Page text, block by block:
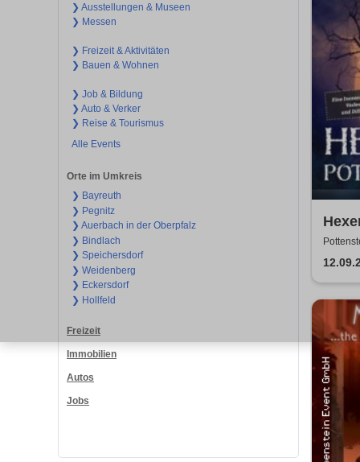
❯ Ausstellungen & Museen
❯ Messen
❯ Freizeit & Aktivitäten
❯ Bauen & Wohnen
❯ Job & Bildung
❯ Auto & Verker
❯ Reise & Tourismus
Alle Events
Orte im Umkreis
❯ Bayreuth
❯ Pegnitz
❯ Auerbach in der Oberpfalz
❯ Bindlach
❯ Speichersdorf
❯ Weidenberg
❯ Eckersdorf
❯ Hollfeld
Freizeit
Immobilien
Autos
Jobs
Die